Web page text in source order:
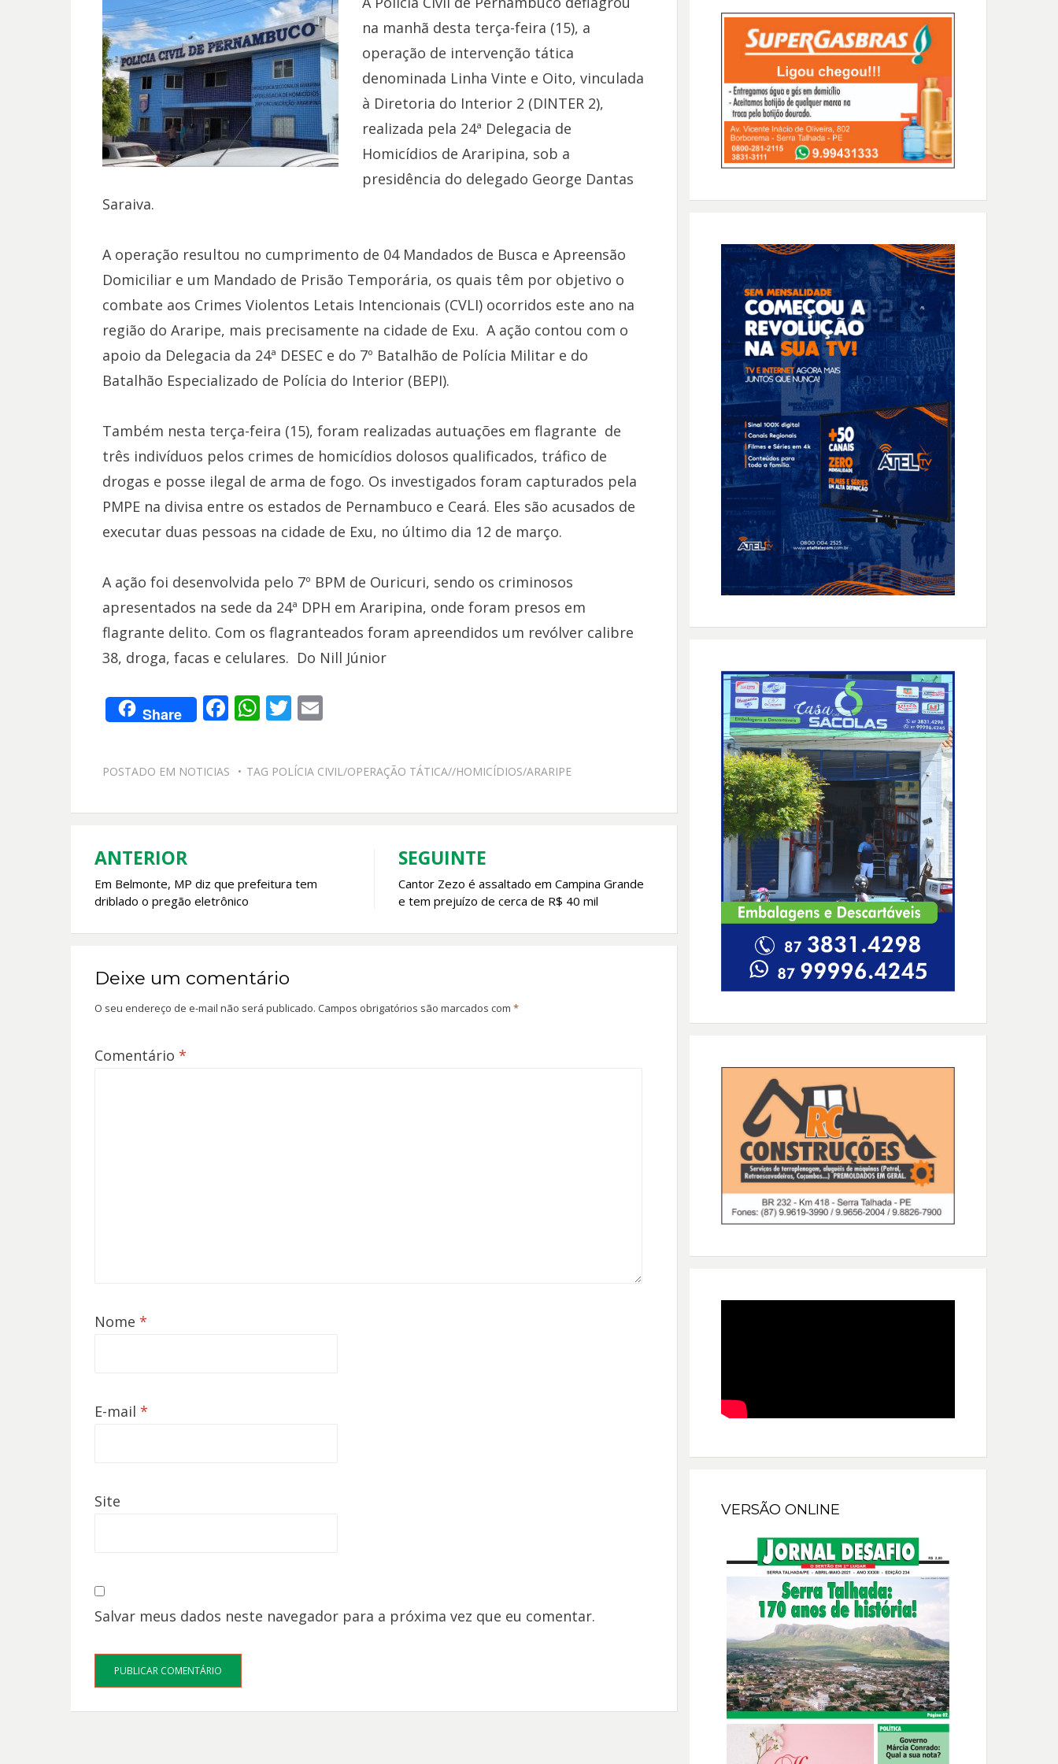
na manhã desta terça-feira (15), a
operação de intervenção tática
denominada Linha Vinte e Oito, vinculada
à Diretoria do Interior 2 (DINTER 2),
realizada pela 24ª Delegacia de
Homicídios de Araripina, sob a
presidência do delegado George Dantas
Saraiva.
A operação resultou no cumprimento de 04 Mandados de Busca e Apreensão
Domiciliar e um Mandado de Prisão Temporária, os quais têm por objetivo o
combate aos Crimes Violentos Letais Intencionais (CVLI) ocorridos este ano na
região do Araripe, mais precisamente na cidade de Exu. A ação contou com o
apoio da Delegacia da 24ª DESEC e do 7º Batalhão de Polícia Militar e do
Batalhão Especializado de Polícia do Interior (BEPI).
Também nesta terça-feira (15), foram realizadas autuações em flagrante de
três indivíduos pelos crimes de homicídios dolosos qualificados, tráfico de
drogas e posse ilegal de arma de fogo. Os investigados foram capturados pela
PMPE na divisa entre os estados de Pernambuco e Ceará. Eles são acusados de
executar duas pessoas na cidade de Exu, no último dia 12 de março.
A ação foi desenvolvida pelo 7º BPM de Ouricuri, sendo os criminosos
apresentados na sede da 24ª DPH em Araripina, onde foram presos em
flagrante delito. Com os flagranteados foram apreendidos um revólver calibre
38, droga, facas e celulares. Do Nill Júnior
Share F
b
o
W
s
A
T
itt
er
E
l
POSTADO EM NOTICIAS TAG POLÍCIA CIVIL/OPERAÇÃO TÁTICA//HOMICÍDIOS/ARARIPE
Navegação
de
ANTERIOR
Em Belmonte, MP diz que prefeitura tem
driblado o pregão eletrônico
SEGUINTE
Cantor Zezo é assaltado em Campina Grande
e tem prejuízo de cerca de R$ 40 mil
Deixe um comentário
O seu endereço de e-mail não será publicado. Campos obrigatórios são marcados com *
Comentário *
Nome *
E-mail *
Site
Salvar meus dados neste navegador para a próxima vez que eu comentar.
VERSÃO ONLINE